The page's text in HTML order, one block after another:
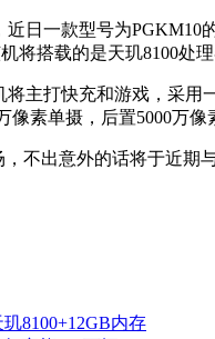
日一款型号为PGKM10
将搭载的是天玑8100处
主打快充和游戏，采用
像素单摄，后置5000万
不出意外的话将于近期
8100+12GB内存